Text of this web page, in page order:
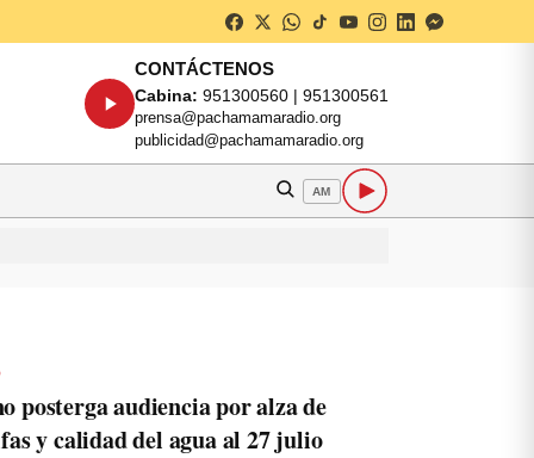
CONTÁCTENOS
Cabina: 951300560 | 951300561
prensa@pachamamaradio.org
publicidad@pachamamaradio.org
AM
posterga audiencia por alza de
y calidad del agua al 27 julio